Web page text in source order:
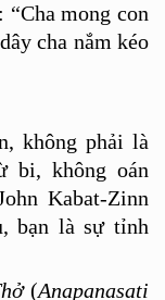
“Cha mong con
cha nắm kéo
không phải là
bi, không oán
Kabat-Zinn
bạn là sự tỉnh
ở(Anapanasati